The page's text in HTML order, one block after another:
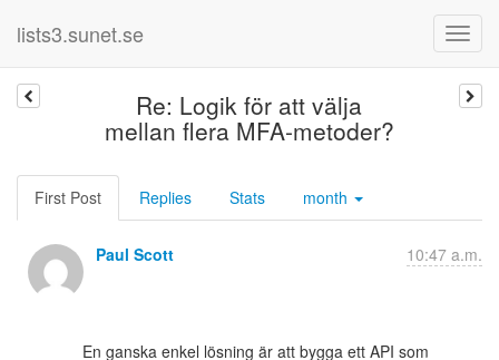
lists3.sunet.se
Re: Logik för att välja
mellan flera MFA-metoder?
First Post Replies Stats month
Paul Scott 10:47 a.m.